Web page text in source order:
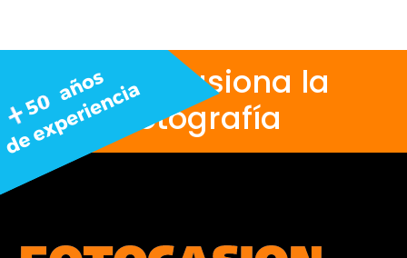
Nos apasiona la
fotografía